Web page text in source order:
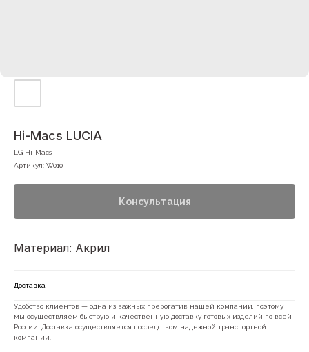
Hi-Macs LUCIA
LG Hi-Macs
Артикул: W010
Консультация
Материал: Акрил
Доставка
Удобство клиентов — одна из важных прерогатив нашей компании, поэтому
мы осуществляем быструю и качественную доставку готовых изделий по всей
России. Доставка осуществляется посредством надежной транспортной
компании.